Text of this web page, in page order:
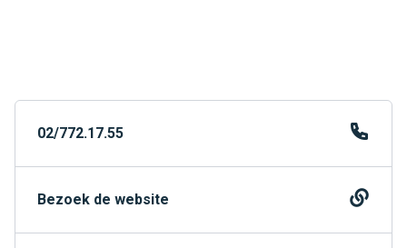
02/772.17.55
Bezoek de website